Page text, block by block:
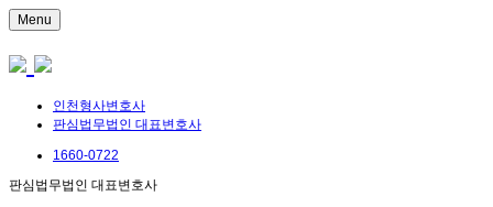
Menu
인천형사변호사
판심법무법인 대표변호사
1660-0722
판심법무법인 대표변호사